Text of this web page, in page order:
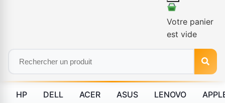
Votre panier
est vide
HP DELL ACER ASUS LENOVO